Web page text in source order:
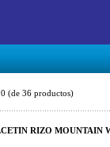
(de 36 productos)
RIZO MOUNTAIN